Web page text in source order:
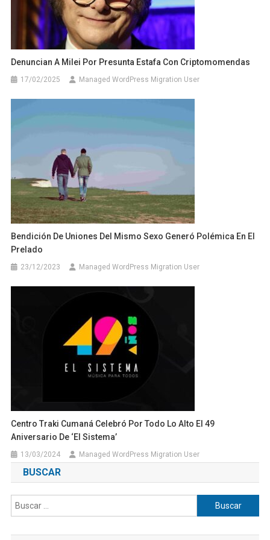
Denuncian A Milei Por Presunta Estafa Con Criptomomendas
17/02/2025 Managed WordPress Migration User
Bendición De Uniones Del Mismo Sexo Generó Polémica En El
Prelado
23/12/2023 Managed WordPress Migration User
Centro Traki Cumaná Celebró Por Todo Lo Alto El 49
Aniversario De ‘El Sistema’
13/03/2024 Managed WordPress Migration User
BUSCAR
Buscar: